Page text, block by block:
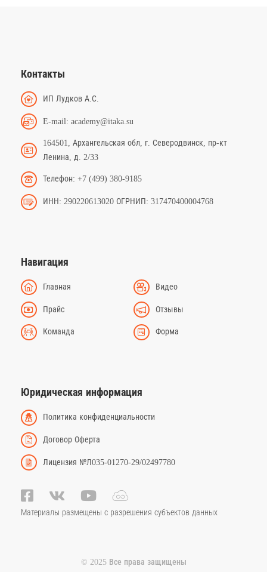
Контакты
ИП Лудков А.С.
E-mail: academy@itaka.su
164501, Архангельская обл, г. Северодвинск, пр-кт
Ленина, д. 2/33
Телефон: +7 (499) 380-9185
ИНН: 290220613020 ОГРНИП: 317470400004768
Навигация
Главная Видео
Прайс Отзывы
Команда Форма
Юридическая информация
Политика конфиденциальности
Договор Оферта
Лицензия №Л035-01270-29/02497780
Материалы размещены с разрешения субъектов данных
© 2025 Все права защищены